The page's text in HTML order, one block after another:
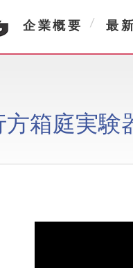
企業概要 最
箱庭実験